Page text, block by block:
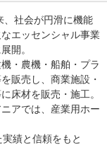
、社会が円滑に機能
エッセンシャル事業
開。
・農機・船舶・プラ
販売し、商業施設・
床材を販売・施工。
アでは、産業用ホー
績と信頼をもと